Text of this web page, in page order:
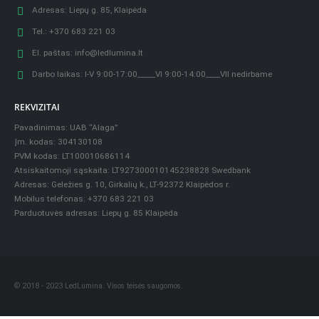
Adresas: Liepų g. 85, Klaipėda
Tel.: +370 683 221 03
El. paštas: info@ledlumina.lt
Darbo laikas: I-V 9:00-17:00_____VI 9:00-14:00____VII nedirbame
REKVIZITAI
Pavadinimas: UAB “Alaga”
Įm. kodas: 304130108
PVM kodas: LT100010686114
Atsiskaitomoji sąskaita: LT927300010145238828 Swedbank
Adresas: Geležies g. 10, Girkalių k., LT-92372 Klaipėdos r.
Mobilus telefonas: +370 683 221 03
Parduotuvės adresas: Liepų g. 85 Klaipėda
© 2018 - 2023 LedLumina. Visos teisės saugomos.